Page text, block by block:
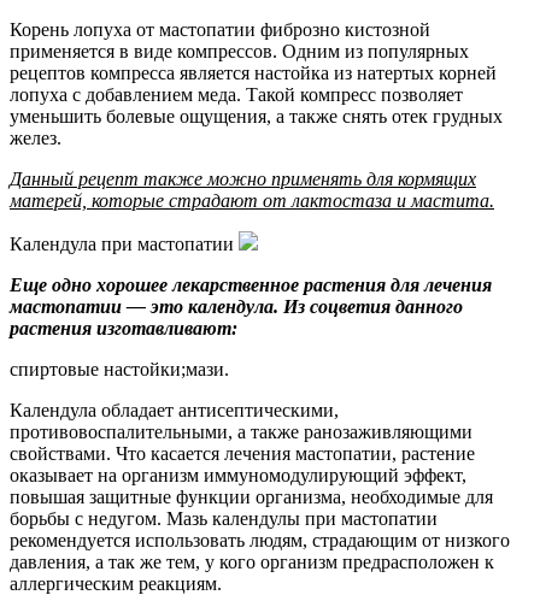
Корень лопуха от мастопатии фиброзно кистозной
применяется в виде компрессов. Одним из популярных
рецептов компресса является настойка из натертых корней
лопуха с добавлением меда. Такой компресс позволяет
уменьшить болевые ощущения, а также снять отек грудных
желез.
Данный рецепт также можно применять для кормящих
матерей, которые страдают от лактостаза и мастита.
Календула при мастопатии
Еще одно хорошее лекарственное растения для лечения
мастопатии — это календула. Из соцветия данного
растения изготавливают:
спиртовые настойки;мази.
Календула обладает антисептическими,
противовоспалительными, а также ранозаживляющими
свойствами. Что касается лечения мастопатии, растение
оказывает на организм иммуномодулирующий эффект,
повышая защитные функции организма, необходимые для
борьбы с недугом. Мазь календулы при мастопатии
рекомендуется использовать людям, страдающим от низкого
давления, а так же тем, у кого организм предрасположен к
аллергическим реакциям.